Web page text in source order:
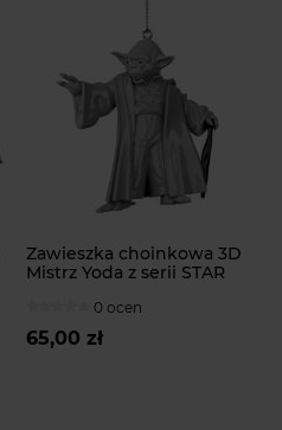
Zawieszka choinkowa 3D
Mistrz Yoda z serii STAR
0 ocen
65,00 zł